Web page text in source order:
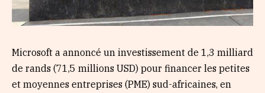
Microsoft a annoncé un investissement de 1,3 milliard
de rands (71,5 millions USD) pour financer les petites
et moyennes entreprises (PME) sud-africaines, en